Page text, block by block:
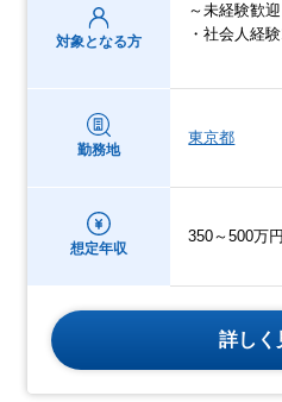
対象となる方
～未経験歓迎
・社会人経
勤務地
東京都
想定年収
350～500万円
詳しく